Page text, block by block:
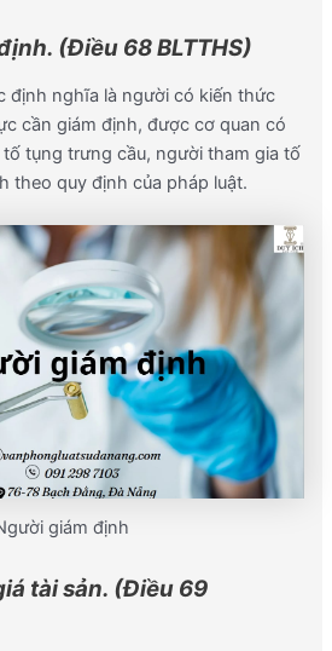
(Điều 68 BLTTHS)
định nghĩa là người có kiến thức
cần giám định, được cơ quan có
tụng trưng cầu, người tham gia tố
theo quy định của pháp luật.
giám định
tài sản. (Điều 69